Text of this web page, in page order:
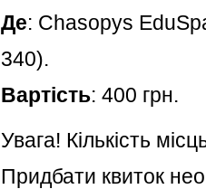
Де: Chasopys
340).
Вартість: 400 грн.
Увага! Кількість
Придбати квиток